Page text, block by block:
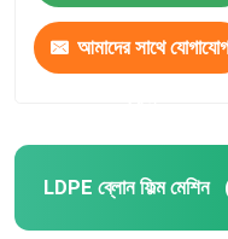
আমাদের সাথে
LDPE ব্লোন ফিল্ম মেশিন